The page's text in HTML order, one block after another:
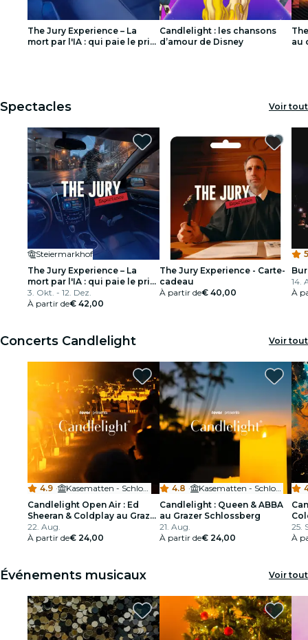
concerts
restaurants
The Jury Experience – La
mort par l'IA : qui paie le prix
Candlelight : les chansons
d’amour de Disney
au
Spectacles Voir tout
Steiermarkhof
The Jury Experience – La
mort par l'IA : qui paie le prix
?
3. Okt. - 12. Dez.
À partir de€ 42,00
The Jury Experience - Carte-
cadeau
À partir de€ 40,00
14.
À
Concerts Candlelight Voir tout
4.9 ·
Kasematten - Schlossbergbühne
Candlelight Open Air : Ed
Sheeran & Coldplay au Grazer
Schlossberg
22. Aug.
À partir de€ 24,00
4.8 ·
Kasematten - Schlossbergbühne
Candlelight : Queen & ABBA
au Grazer Schlossberg
21. Aug.
À partir de€ 24,00
25.
À
Événements musicaux Voir tout